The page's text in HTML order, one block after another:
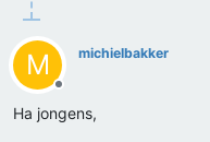
M
Offline
michielbakker
Ha jongens,